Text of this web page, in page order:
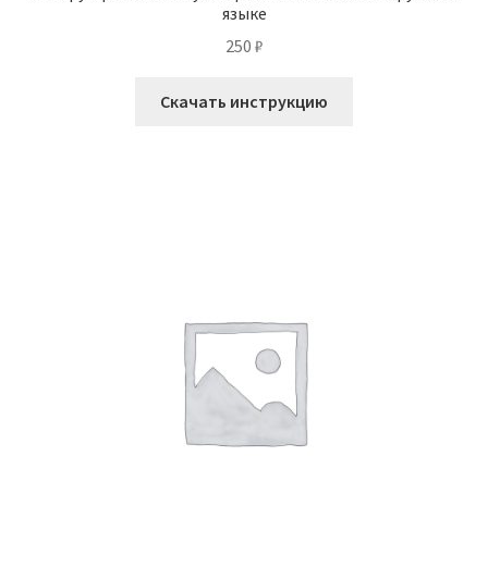
языке
250 ₽
Скачать инструкцию